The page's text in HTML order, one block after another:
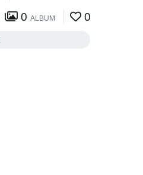
0 ALBUM 0